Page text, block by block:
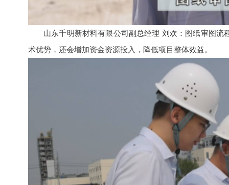
山东千明新材料有限公司副总经理 刘欢：图纸审图
术优势，还会增加资金资源投入，降低项目整体效益。